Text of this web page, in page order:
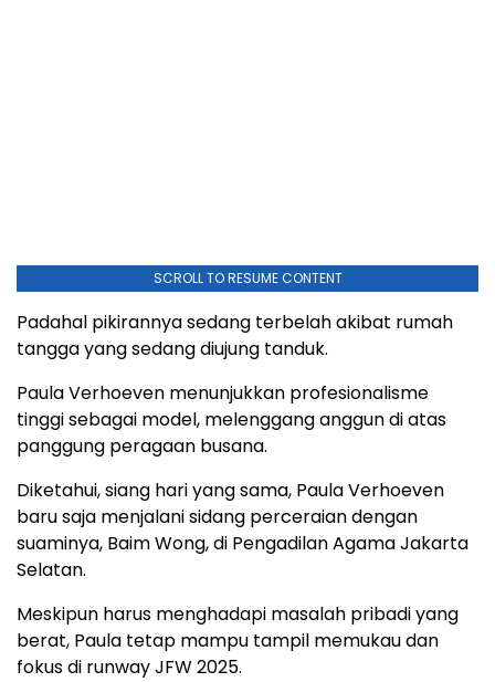
SCROLL TO RESUME CONTENT
Padahal pikirannya sedang terbelah akibat rumah
tangga yang sedang diujung tanduk.
Paula Verhoeven menunjukkan profesionalisme
tinggi sebagai model, melenggang anggun di atas
panggung peragaan busana.
Diketahui, siang hari yang sama, Paula Verhoeven
baru saja menjalani sidang perceraian dengan
suaminya, Baim Wong, di Pengadilan Agama Jakarta
Selatan.
Meskipun harus menghadapi masalah pribadi yang
berat, Paula tetap mampu tampil memukau dan
fokus di runway JFW 2025.